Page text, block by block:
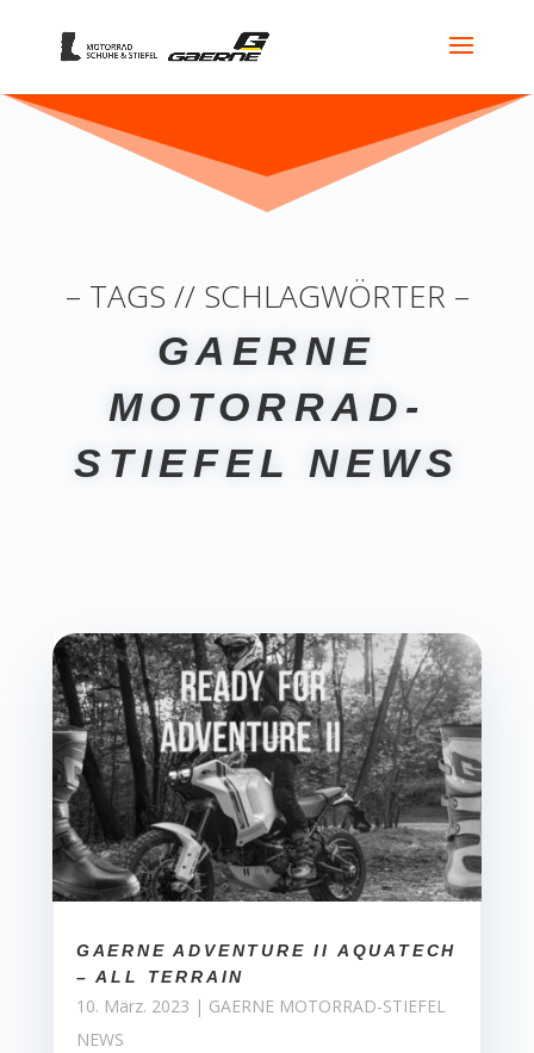
– TAGS // SCHLAGWÖRTER –
GAERNE
MOTORRAD-
STIEFEL NEWS
GAERNE ADVENTURE II AQUATECH
– ALL TERRAIN
10. März. 2023 | GAERNE MOTORRAD-STIEFEL
NEWS